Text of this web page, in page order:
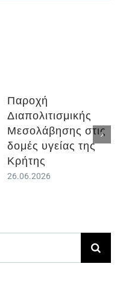
Παροχή
Διαπολιτισμικής
Μεσολάβησης στις
δομές υγείας της
Κρήτης
26.06.2026